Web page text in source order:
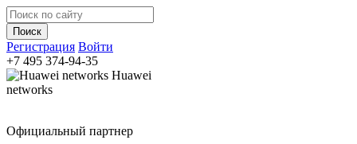
Регистрация Войти
+7 495 374-94-35
Huawei
networks
Официальный партнер